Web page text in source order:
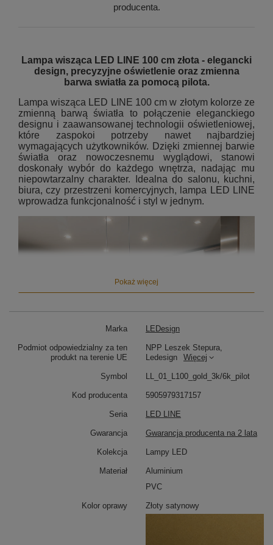
producenta.
Lampa wisząca LED LINE 100 cm złota - elegancki
design, precyzyjne oświetlenie oraz zmienna
barwa swiatła za pomocą pilota.
Lampa wisząca LED LINE 100 cm w złotym kolorze ze
zmienną barwą światła to połączenie eleganckiego
designu i zaawansowanej technologii oświetleniowej,
które zaspokoi potrzeby nawet najbardziej
wymagających użytkowników. Dzięki zmiennej barwie
światła oraz nowoczesnemu wyglądowi, stanowi
doskonały wybór do każdego wnętrza, nadając mu
niepowtarzalny charakter. Idealna do salonu, kuchni,
biura, czy przestrzeni komercyjnych, lampa LED LINE
wprowadza funkcjonalność i styl w jednym.
Nowoczesny design, który pasuje do każdego
Lampa LED LINE wyróżnia się minimalistycznym i
eleganckim designem, który harmonijnie wpisuje się w
różnorodne style aranżacyjne. Jej złota obudowa oraz
Pokaż więcej
Marka LEDesign
Podmiot odpowiedzialny za ten
produkt na terenie UE
NPP Leszek Stepura,
Ledesign
Więcej
Symbol LL_01_L100_gold_3k/6k_pilot
Kod producenta 5905979317157
Seria LED LINE
Gwarancja Gwarancja producenta na 2 lata
Kolekcja Lampy LED
Materiał
Aluminium
PVC
Kolor oprawy Złoty satynowy